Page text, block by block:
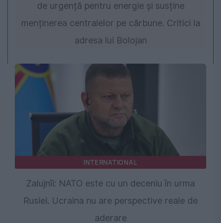
de urgență pentru energie și susține
menținerea centralelor pe cărbune. Critici la
adresa lui Bolojan
INTERNATIONAL
Zalujnîi: NATO este cu un deceniu în urma
Rusiei. Ucraina nu are perspective reale de
aderare